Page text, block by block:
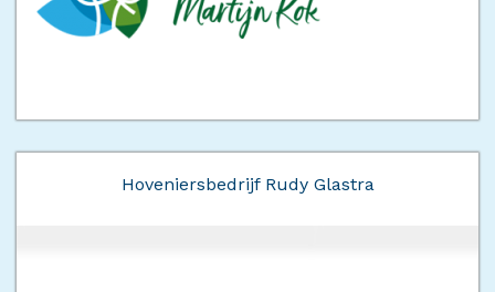
Hoveniersbedrijf Rudy Glastra